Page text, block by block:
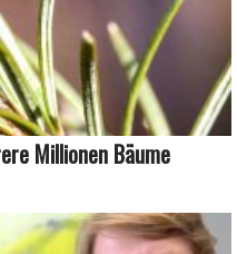
Millionen Bäume